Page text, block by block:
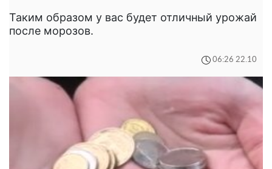
Таким образом у вас будет отличный урожай
после морозов.
06:26 22.10